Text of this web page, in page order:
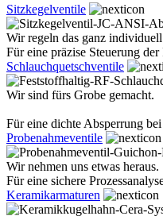
Sitzkegelventile
Wir regeln das ganz
Für eine präzise Steuerung der
Schlauchquetschventile
Wir sind fürs Grobe gemacht.
Für eine dichte Absperrung
Probenahmeventile
Wir nehmen uns etwas heraus.
Für eine sichere
Keramikarmaturen